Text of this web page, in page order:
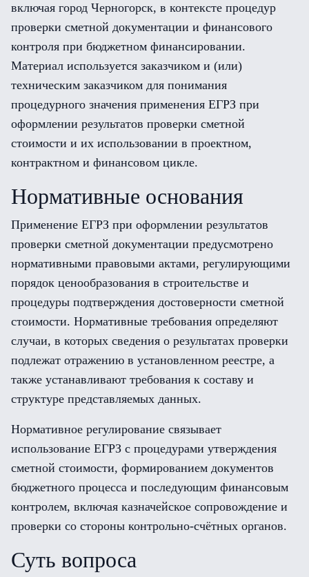
включая город Черногорск, в контексте процедур
проверки сметной документации и финансового
контроля при бюджетном финансировании.
Материал используется заказчиком и (или)
техническим заказчиком для понимания
процедурного значения применения ЕГРЗ при
оформлении результатов проверки сметной
стоимости и их использовании в проектном,
контрактном и финансовом цикле.
Нормативные основания
Применение ЕГРЗ при оформлении результатов
проверки сметной документации предусмотрено
нормативными правовыми актами, регулирующими
порядок ценообразования в строительстве и
процедуры подтверждения достоверности сметной
стоимости. Нормативные требования определяют
случаи, в которых сведения о результатах проверки
подлежат отражению в установленном реестре, а
также устанавливают требования к составу и
структуре представляемых данных.
Нормативное регулирование связывает
использование ЕГРЗ с процедурами утверждения
сметной стоимости, формированием документов
бюджетного процесса и последующим финансовым
контролем, включая казначейское сопровождение и
проверки со стороны контрольно-счётных органов.
Суть вопроса